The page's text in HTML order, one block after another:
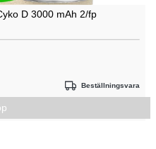
D 3000 mAh 2/fp
Beställningsvara